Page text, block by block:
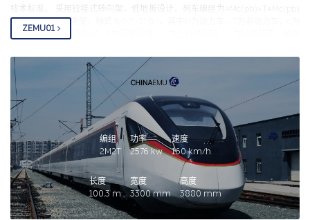
技术标准。 采用铰接式转向架，低地板设计，列车编组为=Mc(pb)+T+Mc(pb)
=，全列共4个转向架，轴式 B
带司机室，p为带受电弓，b为带变压器，= 为全自动车钩，+ 为铰接装置。转向
技术平台支持3-6节编组，能够根据需求实现系列化和模块化制造和运用。
2014年07月，北马其顿国家铁路公司与中车株机公司签订了动车组采购合同，
规定将通过TSI认证作为动车组的验收和交货条件，首组列车2015年07月07日下
线，08月16日装船发运并于11月02日运抵北马其顿。2015年11月15日，列车从
北马其顿首都斯科普里出发，顺利抵达东部城市韦拉斯，完成在欧洲的首次试
跑，该国总理试乘列车并给予高度评价。
ZEMU01
编组
2M2T
功率
2576 kw
速度
160km/h
长度
100.3 m
宽度
3300mm
高度
3880 mm